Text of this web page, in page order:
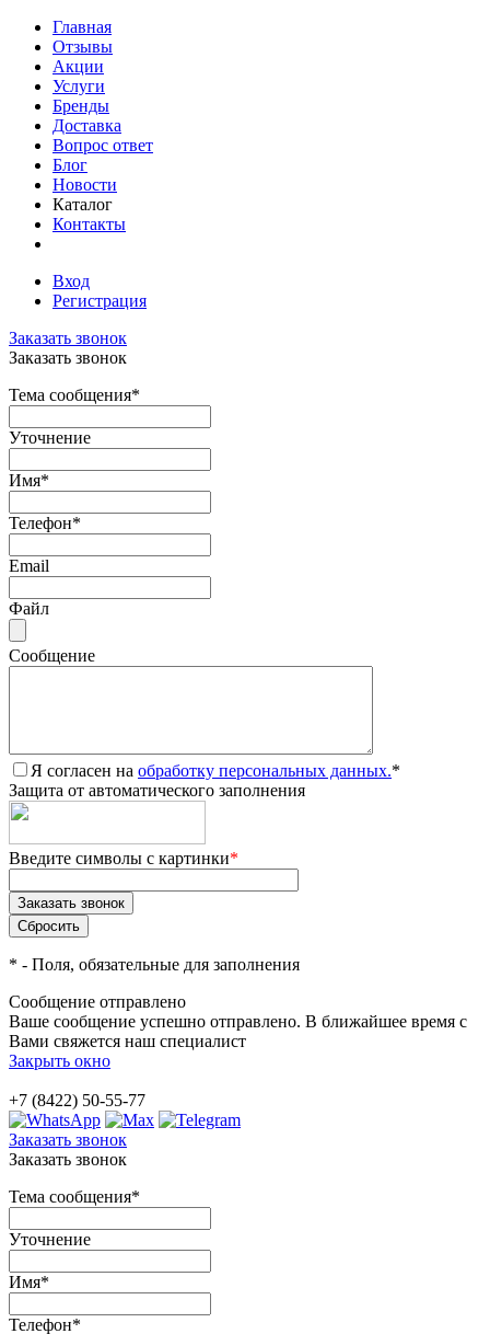
Главная
Отзывы
Акции
Услуги
Бренды
Доставка
Вопрос ответ
Блог
Новости
Каталог
Контакты
Вход
Регистрация
Заказать звонок
Заказать звонок
Тема сообщения*
Уточнение
Имя*
Телефон*
Email
Файл
Сообщение
Я согласен на обработку персональных данных.*
Защита от автоматического заполнения
Введите символы с картинки*
* - Поля, обязательные для заполнения
Сообщение отправлено
Ваше сообщение успешно отправлено. В ближайшее время с
Вами свяжется наш специалист
Закрыть окно
+7 (8422) 50-55-77
Заказать звонок
Заказать звонок
Тема сообщения*
Уточнение
Имя*
Телефон*